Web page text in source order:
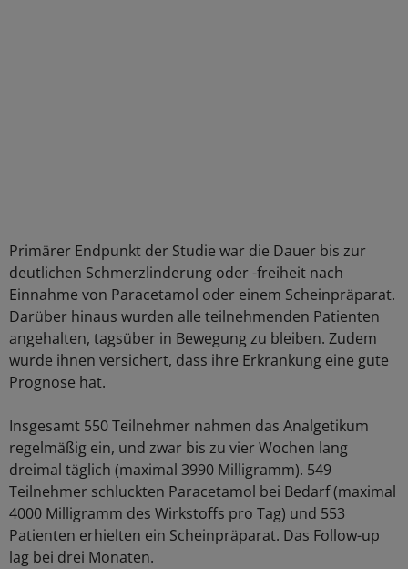
Primärer Endpunkt der Studie war die Dauer bis zur
deutlichen Schmerzlinderung oder -freiheit nach
Einnahme von Paracetamol oder einem Scheinpräparat.
Darüber hinaus wurden alle teilnehmenden Patienten
angehalten, tagsüber in Bewegung zu bleiben. Zudem
wurde ihnen versichert, dass ihre Erkrankung eine gute
Prognose hat.
Insgesamt 550 Teilnehmer nahmen das Analgetikum
regelmäßig ein, und zwar bis zu vier Wochen lang
dreimal täglich (maximal 3990 Milligramm). 549
Teilnehmer schluckten Paracetamol bei Bedarf (maximal
4000 Milligramm des Wirkstoffs pro Tag) und 553
Patienten erhielten ein Scheinpräparat. Das Follow-up
lag bei drei Monaten.